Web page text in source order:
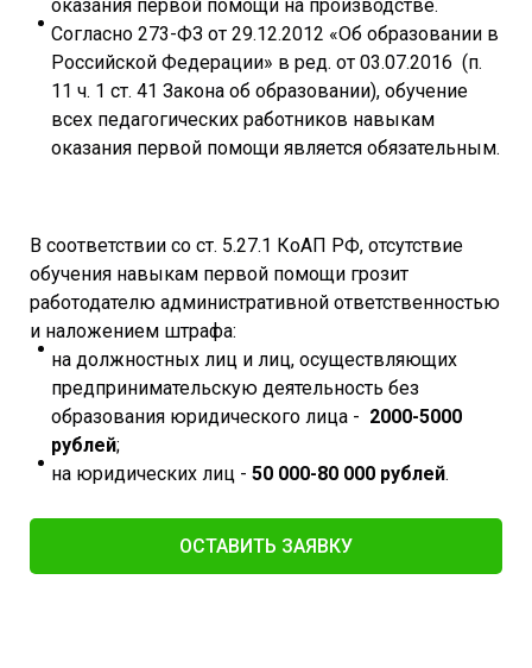
оказания первой помощи на производстве.
Согласно 273-ФЗ от 29.12.2012 «Об образовании в
Российской Федерации» в ред. от 03.07.2016 (п.
11 ч. 1 ст. 41 Закона об образовании), обучение
всех педагогических работников навыкам
оказания первой помощи является обязательным.
В соответствии со ст. 5.27.1 КоАП РФ, отсутствие
обучения навыкам первой помощи грозит
работодателю административной ответственностью
и наложением штрафа:
на должностных лиц и лиц, осуществляющих
предпринимательскую деятельность без
образования юридического лица - 2000-5000
рублей;
на юридических лиц - 50 000-80 000 рублей.
ОСТАВИТЬ ЗАЯВКУ​